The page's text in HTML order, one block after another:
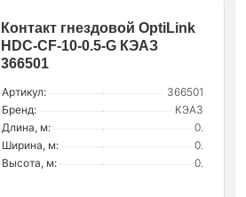
Контакт гнездовой OptiLink
HDC-CF-10-0.5-G КЭАЗ
366501
Артикул:
366501
Бренд:
КЭАЗ
Длина, м:
0.
Ширина, м:
0.
Высота, м:
0.